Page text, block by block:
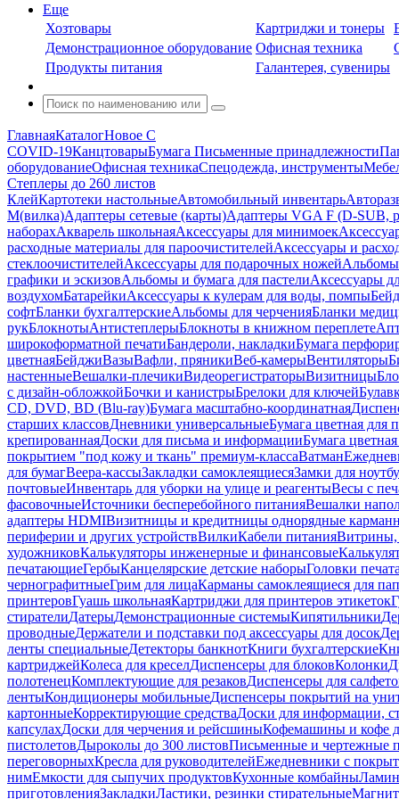
Еще
Хозтовары
Картриджи и тонеры
Демонстрационное оборудование Офисная техника
Продукты питания
Галантерея, сувениры
ГлавнаяКаталогНовое С
COVID-19КанцтоварыБумага Письменные принадлежности
оборудованиеОфисная техникаСпецодежда, инструменты
Степлеры до 260 листов
КлейКартотеки настольныеАвтомобильный инвентарь
M(вилка)Адаптеры сетевые (карты)Адаптеры VGA F (D-SUB,
наборахАкварель школьнаяАксессуары для минимоек
расходные материалы для пароочистителейАксессуары и
стеклоочистителейАксессуары для подарочных ножейАльбомы
графики и эскизовАльбомы и бумага для пастелиАксессуары
воздухомБатарейкиАксессуары к кулерам для воды, помпы
софтБланки бухгалтерскиеАльбомы для черченияБланки
рукБлокнотыАнтистеплерыБлокноты в книжном переплете
широкоформатной печатиБандероли, накладкиБумага
цветнаяБейджиВазыВафли, пряникиВеб-камерыВентиляторы
настенныеВешалки-плечикиВидеорегистраторыВизитницы
с дизайн-обложкойБочки и канистрыБрелоки для ключей
CD, DVD, BD (Blu-ray)Бумага масштабно-координатная
старших классовДневники универсальныеБумага цветная для
крепированнаяДоски для письма и информацииБумага
покрытием "под кожу и ткань" премиум-классаВатман
для бумагВеера-кассыЗакладки самоклеящиесяЗамки для
почтовыеИнвентарь для уборки на улице и реагентыВесы с
фасовочныеИсточники бесперебойного питанияВешалки
адаптеры HDMIВизитницы и кредитницы однорядные
периферии и других устройствВилкиКабели питанияВитрины,
художниковКалькуляторы инженерные и финансовые
печатающиеГербыКанцелярские детские наборыГоловки
чернографитныеГрим для лицаКарманы самоклеящиеся для
принтеровГуашь школьнаяКартриджи для принтеров этикеток
стирателиДатерыДемонстрационные системыКипятильники
проводныеДержатели и подставки под аксессуары для досок
ленты специальныеДетекторы банкнотКниги бухгалтерские
картриджейКолеса для креселДиспенсеры для блоковКолонки
полотенецКомплектующие для резаковДиспенсеры для
лентыКондиционеры мобильныеДиспенсеры покрытий на
картонныеКорректирующие средстваДоски для информации,
капсулахДоски для черчения и рейсшиныКофемашины и кофе
пистолетовДыроколы до 300 листовПисьменные и чертежные
переговорныхКресла для руководителейЕжедневники с
нимЕмкости для сыпучих продуктовКухонные комбайны
приготовленияЗакладкиЛастики, резинки стирательные